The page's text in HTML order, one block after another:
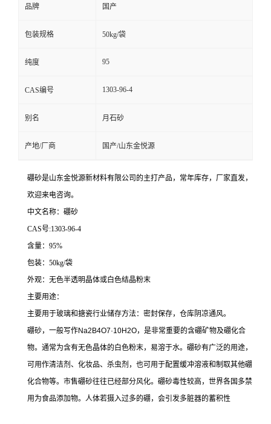
品牌 国产
包装规格 50kg/袋
纯度 95
CAS编号 1303-96-4
别名 月石砂
产地/厂商 国产/山东金悦源
硼砂是山东金悦源新材料有限公司的主打产品，常年库存，厂家直发，
欢迎来电咨询。
中文名称：硼砂
CAS号:1303-96-4
含量：95%
包装：50kg/袋
外观：无色半透明晶体或白色结晶粉末
主要用途：
主要用于玻璃和搪瓷行业储存方法：密封保存，仓库阴凉通风。
硼砂，一般写作Na2B4O7·10H2O，是非常重要的含硼矿物及硼化合
物。通常为含有无色晶体的白色粉末，易溶于水。硼砂有广泛的用途，
可用作清洁剂、化妆品、杀虫剂，也可用于配置缓冲溶液和制取其他硼
化合物等。市售硼砂往往已经部分风化。硼砂毒性较高，世界各国多禁
用为食品添加物。人体若摄入过多的硼，会引发多脏器的蓄积性